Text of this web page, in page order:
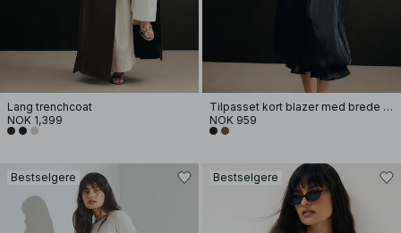
Lang trenchcoat
NOK 1,399
Tilpasset kort blazer med brede ermer
NOK 959
Bestselgere Bestselgere